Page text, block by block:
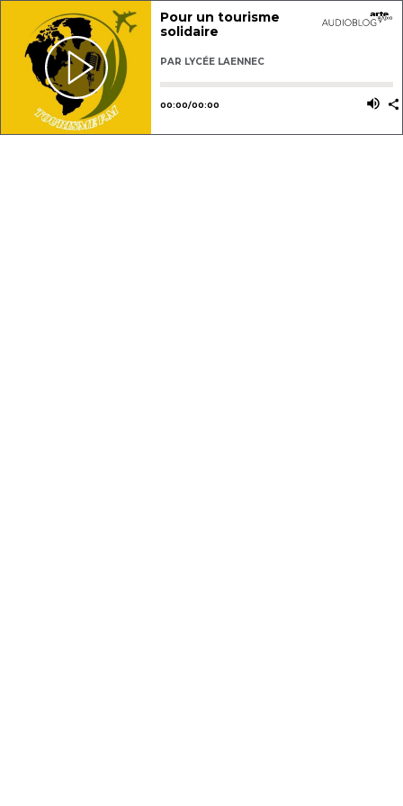
Pour un tourisme
solidaire
PAR LYCÉE LAENNEC
Utilisez les flèches gauche ou
00:00/00:00